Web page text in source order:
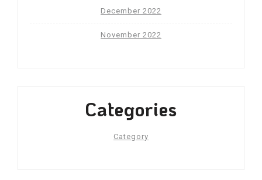
December 2022
November 2022
Categories
Category